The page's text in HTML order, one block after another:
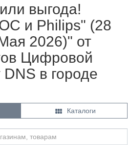
выгода!
и Philips" (28
2026)" от
Цифровой
в городе
 Каталоги